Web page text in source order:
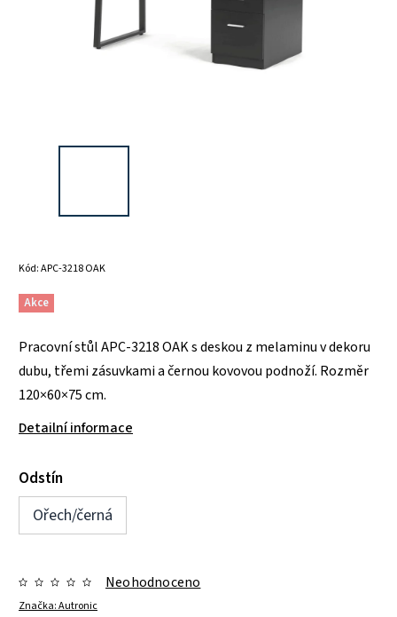
Kód:APC-3218 OAK
Akce
Pracovní stůl APC-3218 OAK s deskou z melaminu v dekoru
dubu, třemi zásuvkami a černou kovovou podnoží. Rozměr
120×60×75 cm.
Detailní informace
Odstín
Ořech/černá
Značka:Autronic
Neohodnoceno